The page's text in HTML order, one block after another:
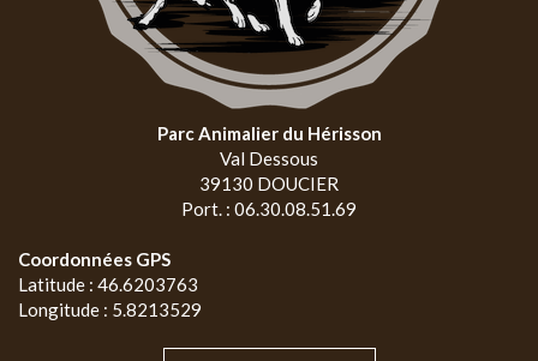
Parc Animalier du Hérisson
Val Dessous
39130 DOUCIER
Port. : 06.30.08.51.69
Coordonnées GPS
Latitude : 46.6203763
Longitude : 5.8213529